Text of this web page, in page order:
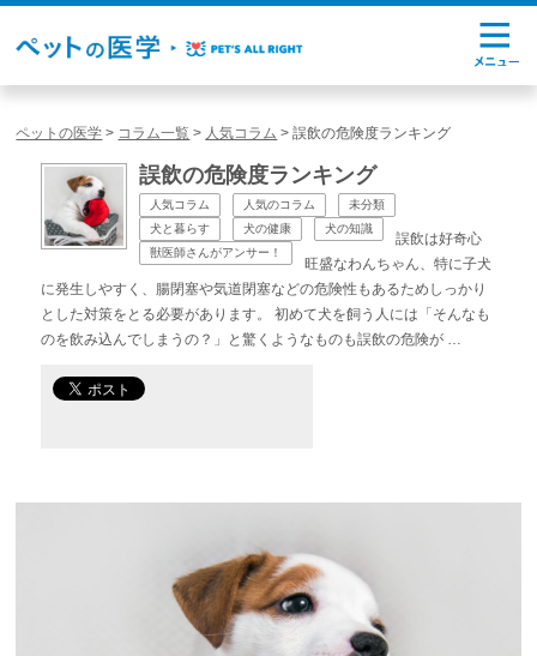
ペットの医学 > コラム一覧 > 人気コラム >誤飲の危険度ランキング
誤飲の危険度ランキング
人気コラム 人気のコラム
未分類
犬と暮らす
犬の健康
犬の知識
獣医師さんがアンサー！
誤飲は好奇心
旺盛なわんちゃん、特に子犬
に発生しやすく、腸閉塞や気道閉塞などの危険性もあるためしっかり
とした対策をとる必要があります。 初めて犬を飼う人には「そんなも
のを飲み込んでしまうの？」と驚くようなものも誤飲の危険が …